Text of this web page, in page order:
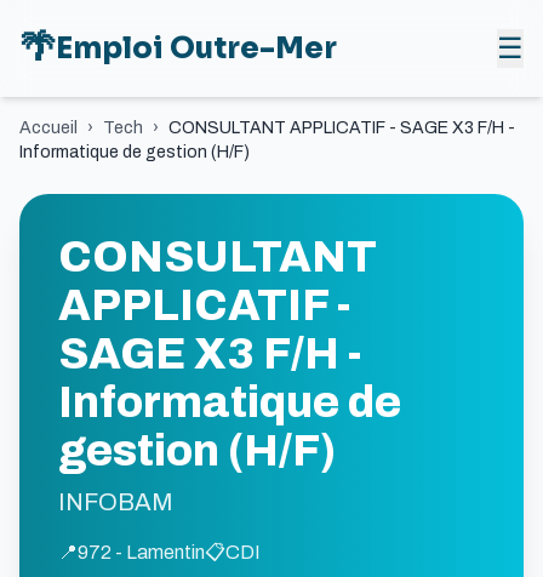
🌴Emploi Outre-Mer ☰
Accueil › Tech › CONSULTANT APPLICATIF - SAGE X3 F/H -
Informatique de gestion (H/F)
CONSULTANT
APPLICATIF -
SAGE X3 F/H -
Informatique de
gestion (H/F)
INFOBAM
📍972 - Lamentin📋CDI